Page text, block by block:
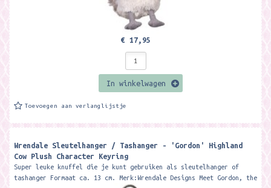
€ 17,95
In winkelwagen
Toevoegen aan verlanglijstje
Wrendale Sleutelhanger / Tashanger - 'Gordon' Highland
Cow Plush Character Keyring
Super leuke knuffel die je kunt gebruiken als sleutelhanger of
tashanger Formaat ca. 13 cm. Merk:Wrendale Designs Meet Gordon, the